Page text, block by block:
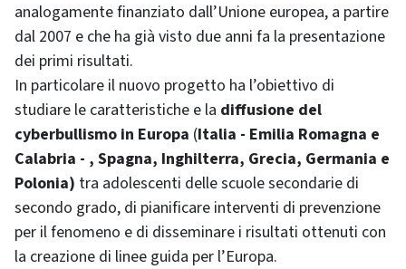
analogamente finanziato dall’Unione europea, a partire
dal 2007 e che ha già visto due anni fa la presentazione
dei primi risultati.
In particolare il nuovo progetto ha l’obiettivo di
studiare le caratteristiche e la diffusione del
cyberbullismo in Europa (Italia - Emilia Romagna e
Calabria - , Spagna, Inghilterra, Grecia, Germania e
Polonia) tra adolescenti delle scuole secondarie di
secondo grado, di pianificare interventi di prevenzione
per il fenomeno e di disseminare i risultati ottenuti con
la creazione di linee guida per l’Europa.